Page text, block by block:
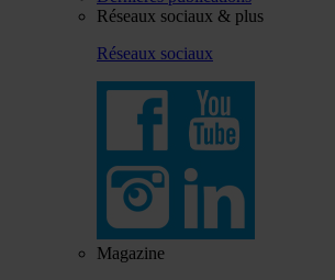
Réseaux sociaux & plus
Réseaux sociaux
Magazine